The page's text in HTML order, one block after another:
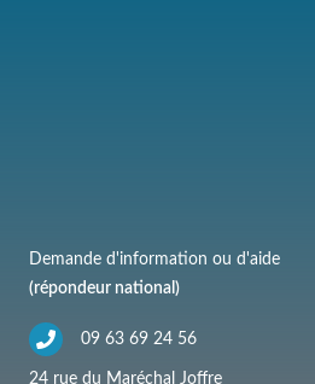
Demande d'information ou d'aide
(répondeur national)
09 63 69 24 56
24 rue du Maréchal Joffre